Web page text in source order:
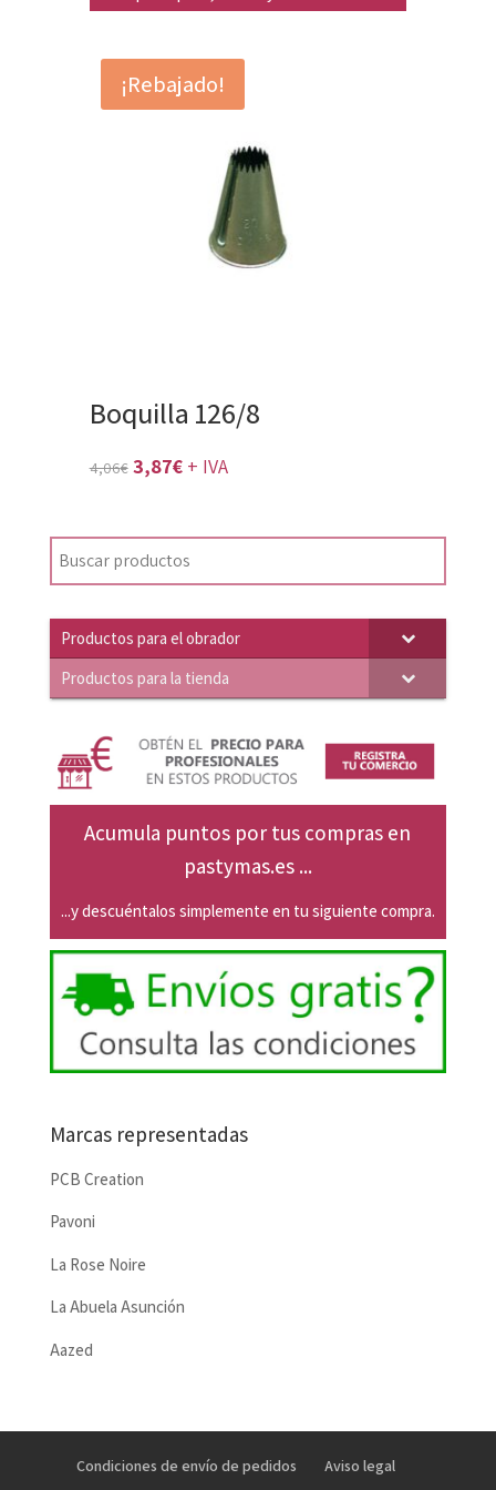
era:
19,89€.
es:
18,94€.
¡Rebajado!
Boquilla 126/8
4,06€ El
original
era:
3,87€El
actual
es:
+ IVA
Productos para el obrador
Productos para la tienda
Acumula puntos por tus compras en
pastymas.es ...
...y descuéntalos simplemente en tu siguiente compra.
Marcas representadas
PCB Creation
Pavoni
La Rose Noire
La Abuela Asunción
Aazed
Condiciones de envío de pedidos Aviso legal